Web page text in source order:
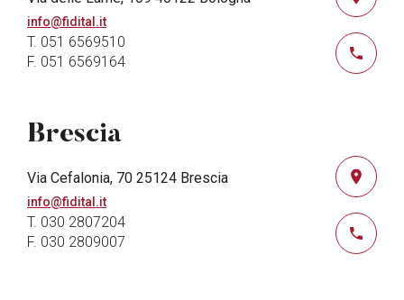
info@fidital.it
T. 051 6569510
F. 051 6569164
Brescia
Via Cefalonia, 70 25124 Brescia
info@fidital.it
T. 030 2807204
F. 030 2809007